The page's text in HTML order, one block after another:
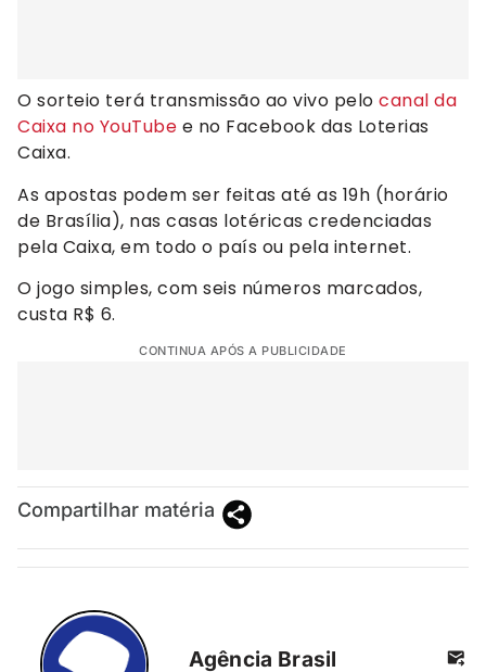
O sorteio terá transmissão ao vivo pelo canal da
Caixa no YouTube e no Facebook das Loterias
Caixa.
As apostas podem ser feitas até as 19h (horário
de Brasília), nas casas lotéricas credenciadas
pela Caixa, em todo o país ou pela internet.
O jogo simples, com seis números marcados,
custa R$ 6.
CONTINUA APÓS A PUBLICIDADE
Compartilhar matéria
Agência Brasil